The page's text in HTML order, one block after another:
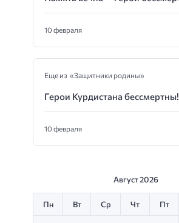
10 февраля
Еще из «Защитники родины»
Герои Курдистана бессмертны!
10 февраля
Август 2026
Пн Вт Ср Чт Пт